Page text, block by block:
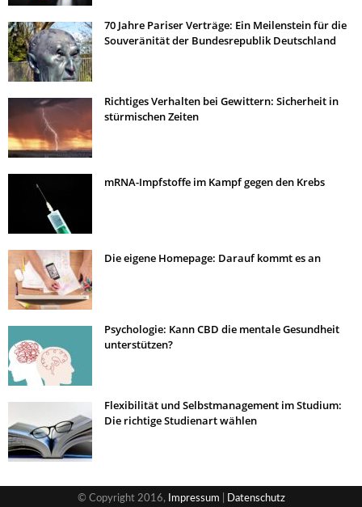
70 Jahre Pariser Verträge: Ein Meilenstein für die
Souveränität der Bundesrepublik Deutschland
Richtiges Verhalten bei Gewittern: Sicherheit in
stürmischen Zeiten
mRNA-Impfstoffe im Kampf gegen den Krebs
Die eigene Homepage: Darauf kommt es an
Psychologie: Kann CBD die mentale Gesundheit
unterstützen?
Flexibilität und Selbstmanagement im Studium:
Die richtige Studienart wählen
© Copyright 2016, Impressum Datenschutz